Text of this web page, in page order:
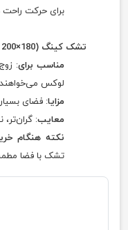
برای حرکت راحت
تشک کینگ (180×200 سانتی‌متر یا بزرگ‌تر)
مناسب برای:
لوکس
مزایا: فضای بسیار
معایب:
نکته هنگام
تشک با فضا